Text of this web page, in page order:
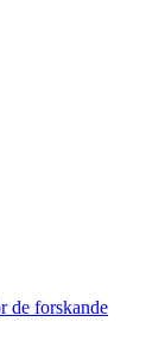
de forskande